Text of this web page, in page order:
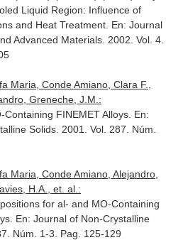
Liquid Region: Influence of
and Heat Treatment. En: Journal
Advanced Materials. 2002. Vol. 4.
Maria, Conde Amiano, Clara F.,
Greneche, J.M.:
FINEMET Alloys. En:
Solids. 2001. Vol. 287. Núm.
Maria, Conde Amiano, Alejandro,
H.A., et. al.:
for al- and MO-Containing
En: Journal of Non-Crystalline
Núm. 1-3. Pag. 125-129